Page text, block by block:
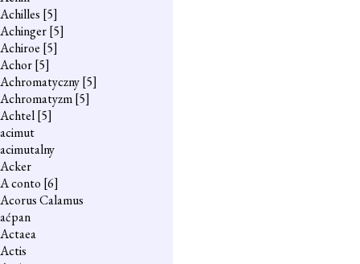
Achilles [5]
Achinger[5]
Achiroe [5]
Achor[5]
Achromatyczny[5]
Achromatyzm[5]
Achtel[5]
acimut
acimutalny
Acker
A conto [6]
Acorus Calamus
aćpan
Actaea
Actis